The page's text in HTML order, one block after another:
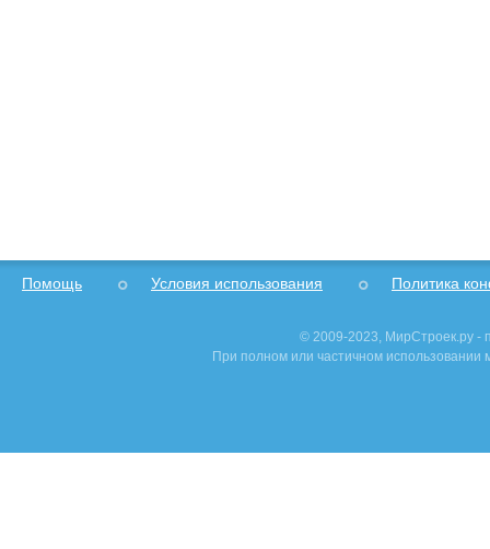
Помощь Условия использования Политика
© 2009-2023, МирСтроек.ру -
При полном или частичном использовании